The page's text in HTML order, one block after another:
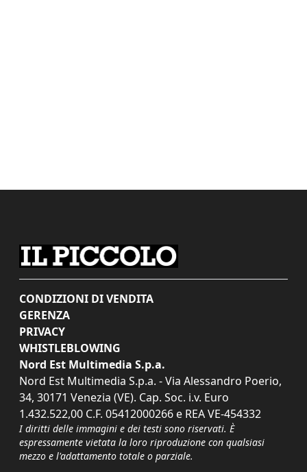
CONDIZIONI DI VENDITA
GERENZA
PRIVACY
WHISTLEBLOWING
Nord Est Multimedia S.p.a.
Nord Est Multimedia S.p.a. - Via Alessandro Poerio,
34, 30171 Venezia (VE). Cap. Soc. i.v. Euro
1.432.522,00 C.F. 05412000266 e REA VE-454332
I diritti delle immagini e dei testi sono riservati. È
espressamente vietata la loro riproduzione con qualsiasi
mezzo e l'adattamento totale o parziale.